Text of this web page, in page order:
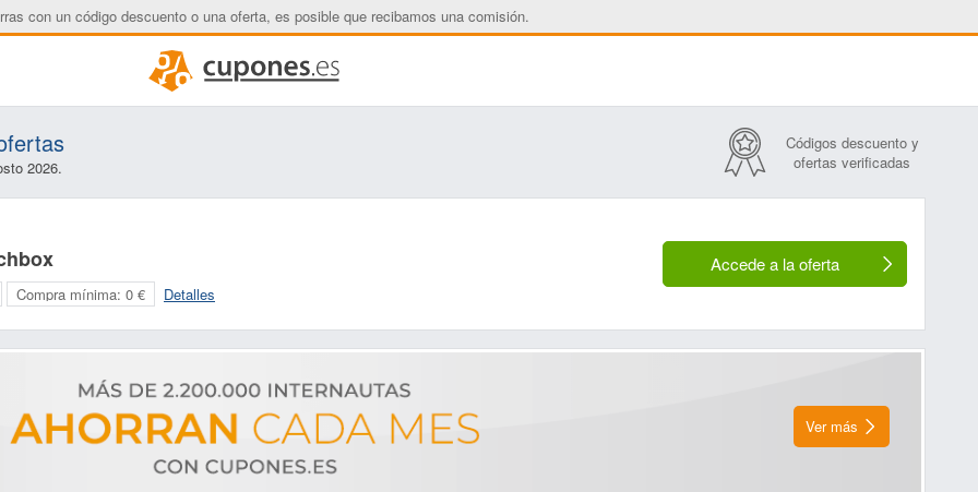
con un código descuento o una oferta, es posible que recibamos una comisión.
2026.
Códigos descuento y
ofertas verificadas
Accede a la oferta
Compra mínima: 0 € Detalles
Ver más